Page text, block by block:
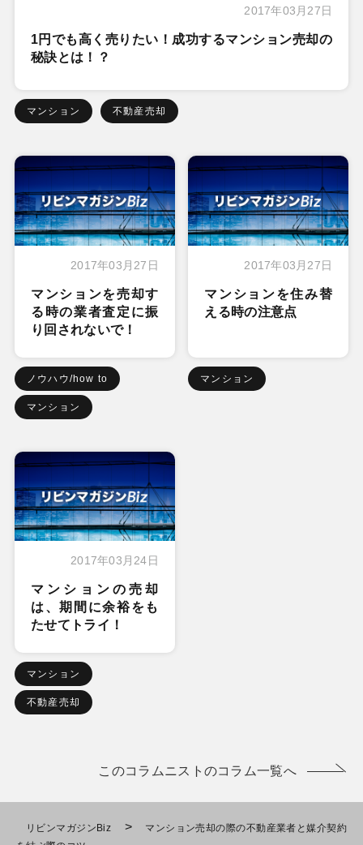
2017年03月27日
1円でも高く売りたい！成功するマンション売却の
秘訣とは！？
マンション 不動産売却
2017年03月27日
マンションを売却す
る時の業者査定に振
り回されないで！
ノウハウ/how to
マンション
2017年03月27日
マンションを住み替
える時の注意点
マンション
2017年03月24日
マンションの売却
は、期間に余裕をも
たせてトライ！
マンション
不動産売却
このコラムニストのコラム一覧へ
リビンマガジンBiz >
マンション売却の際の不動産業者と媒介契約